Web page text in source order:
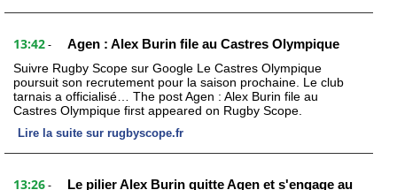
13:42 - Agen : Alex Burin file au Castres Olympique
Suivre Rugby Scope sur Google Le Castres Olympique
poursuit son recrutement pour la saison prochaine. Le club
tarnais a officialisé… The post Agen : Alex Burin file au
Castres Olympique first appeared on Rugby Scope.
Lire la suite sur rugbyscope.fr
13:26 -
Le pilier Alex Burin quitte Agen et s'engage au